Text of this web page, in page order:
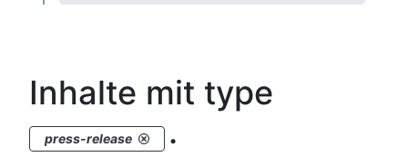
Inhalte mit type
press-release .